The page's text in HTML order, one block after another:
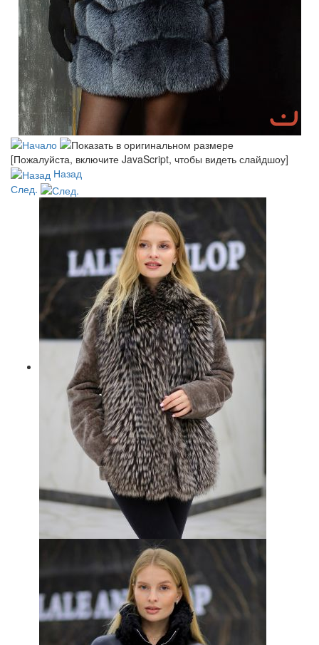
[Пожалуйста, включите JavaScript, чтобы видеть слайдшоу]
Назад
След.